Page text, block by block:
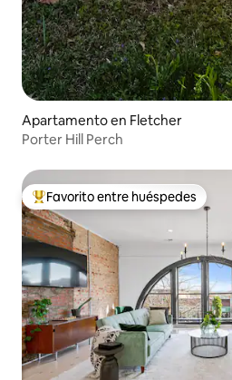
Apartamento en Fletcher
Porter Hill Perch
Favorito entre huéspedes preferido
Favorito entre huéspedes